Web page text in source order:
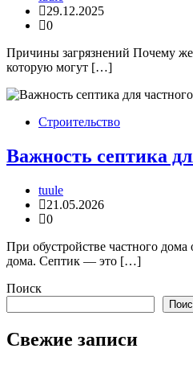
29.12.2025
0
Причины загрязнений Почему же
которую могут […]
Строительство
Важность септика
tuule
21.05.2026
0
При обустройстве частного
дома. Септик — это […]
Поиск
Свежие записи